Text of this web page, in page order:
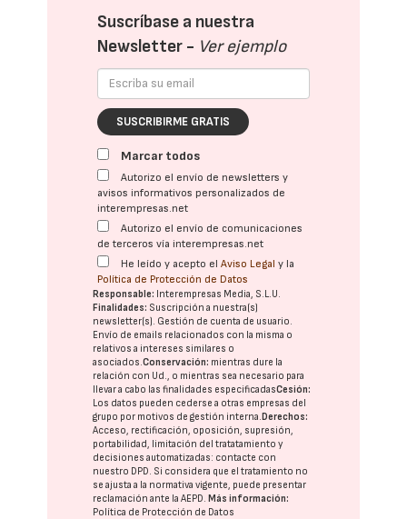
Suscríbase a nuestra
Newsletter - Ver ejemplo
SUSCRIBIRME GRATIS
Marcar todos
Autorizo el envío de newsletters y
avisos informativos personalizados de
interempresas.net
Autorizo el envío de comunicaciones
de terceros vía interempresas.net
He leído y acepto elAviso Legal y la
Política de Protección de Datos
Responsable: Interempresas Media, S.L.U.
Finalidades: Suscripción a nuestra(s)
newsletter(s). Gestión de cuenta de usuario.
Envío de emails relacionados con la misma o
relativos a intereses similares o
asociados.Conservación: mientras dure la
relación con Ud., o mientras sea necesario para
llevar a cabo las finalidades especificadasCesión:
Los datos pueden cederse a otras empresas del
grupo por motivos de gestión interna.Derechos:
Acceso, rectificación, oposición, supresión,
portabilidad, limitación del tratatamiento y
decisiones automatizadas: contacte con
nuestro DPD. Si considera que el tratamiento no
se ajusta a la normativa vigente, puede presentar
reclamación ante laAEPD.Más información:
Política de Protección de Datos